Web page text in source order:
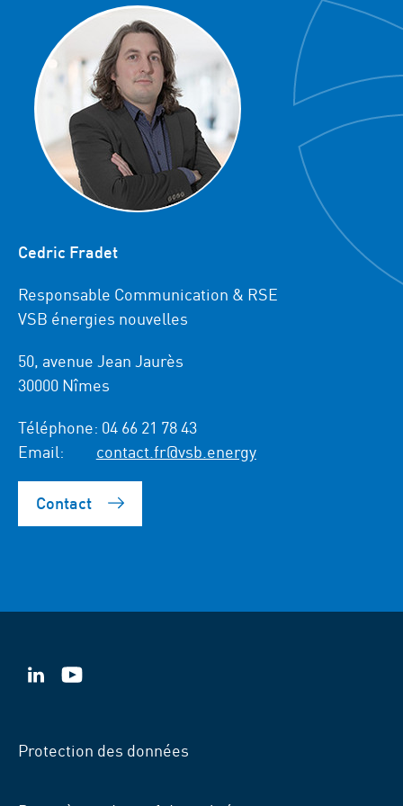
Cedric Fradet
Responsable Communication & RSE
VSB énergies nouvelles
50, avenue Jean Jaurès
30000 Nîmes
Téléphone: 04 66 21 78 43
Email:
contact.fr@vsb.energy
Contact
VSB
VSB
Protection des données